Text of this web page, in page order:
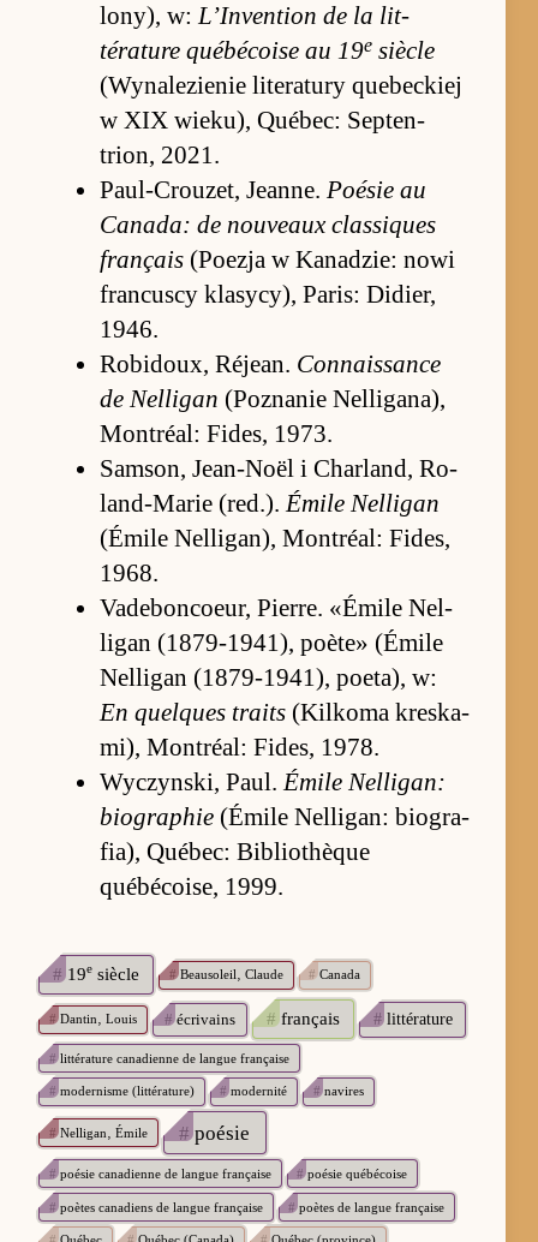
lony), w:L’Inven­tion de la lit­
térature québécoise au 19esi­ècle
(Wyna­le­zie­nie literatury quebec­kiej
w XIX wie­ku), Québec: Sep­ten­
trion, 2021.
Pau­l-Cro­uzet, Jean­ne. Po­ésie au
Ca­na­da: de nouveaux clas­siques
français(Po­ezja w Ka­na­dzie: nowi
fran­cu­scy klasy­cy), Pa­ris: Didier,
1946.
Ro­bi­doux, Réjean. Con­na­is­sance
de Nel­ligan (Po­zna­nie Nel­liga­na),
Mon­tréal: Fi­des, 1973.
Sam­son, Jean-Noël i Char­land, Ro­
lan­d-Ma­rie (red.).Émile Nel­ligan
(Émile Nel­liga­n), Mon­tréal: Fi­des,
1968.
Vade­bon­coeur, Pier­re. «Émile Nel­
ligan (1879-1941), po­ète» (Émile
Nel­ligan (1879-1941), po­eta), w:
En quelques tra­its(Kil­koma kreska­
mi), Mon­tréal: Fi­des, 1978.
Wy­czyn­ski, Paul.Émile Nel­ligan:
bio­gra­phie(Émile Nel­ligan: bio­gra­
fia), Québec: Bi­blio­thèque
québécoise, 1999.
#19e siècle #Beausoleil‚ Claude #Canada
#Dantin‚ Louis #écrivains #français #littérature
#littérature canadienne de langue française
#modernisme (littérature) #modernité #navires
#Nelligan‚ Émile #poésie
#poésie canadienne de langue française #poésie québécoise
#poètes canadiens de langue française #poètes de langue française